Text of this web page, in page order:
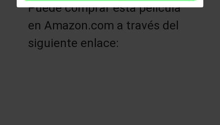
Puede comprar esta película
en Amazon.com a través del
siguiente enlace: